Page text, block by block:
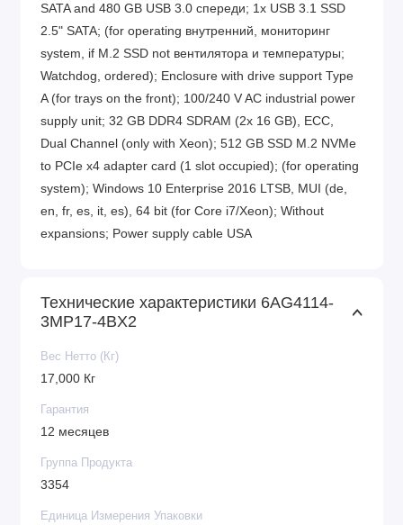
SATA and 480 GB USB 3.0 спереди; 1x USB 3.1 SSD
2.5" SATA; (for operating внутренний, мониторинг
system, if M.2 SSD not вентилятора и температуры;
Watchdog, ordered); Enclosure with drive support Type
A (for trays on the front); 100/240 V AC industrial power
supply unit; 32 GB DDR4 SDRAM (2x 16 GB), ECC,
Dual Channel (only with Xeon); 512 GB SSD M.2 NVMe
to PCIe x4 adapter card (1 slot occupied); (for operating
system); Windows 10 Enterprise 2016 LTSB, MUI (de,
en, fr, es, it, es), 64 bit (for Core i7/Xeon); Without
expansions; Power supply cable USA
Технические характеристики 6AG4114-
3MP17-4BX2
Вес Нетто (Кг)
17,000 Кг
Гарантия
12 месяцев
Группа Продукта
3354
Единица Измерения Упаковки